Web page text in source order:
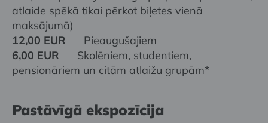
atlaide spēkā tikai pērkot biļetes vienā
maksājumā)
12,00 EUR Pieaugušajiem
6,00 EUR
Skolēniem, studentiem,
pensionāriem un citām atlaižu grupām*
Pastāvīgā ekspozīcija